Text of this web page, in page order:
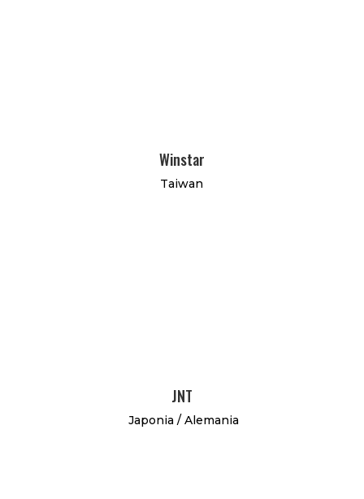
Winstar
Taiwan
JNT
Japonia / Alemania